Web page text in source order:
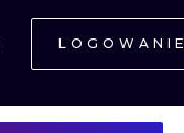
LOGOWANIE